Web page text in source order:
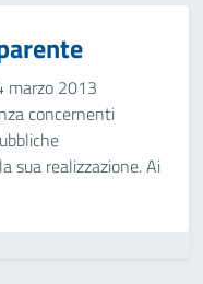
marzo 2013
concernenti
sua realizzazione. Ai